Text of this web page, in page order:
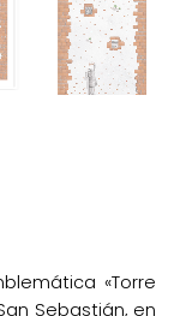
«Torre
Sebastián, en